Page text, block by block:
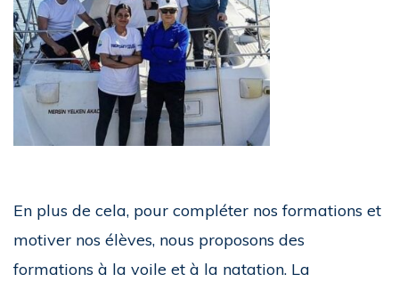
En plus de cela, pour compléter nos formations et
motiver nos élèves, nous proposons des
formations à la voile et à la natation. La